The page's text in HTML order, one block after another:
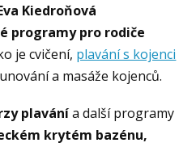
Kiedroňová
programy pro rodiče
je cvičení, plavání s kojenci
a masáže kojenců.
plavánía další programy
krytém bazénu,